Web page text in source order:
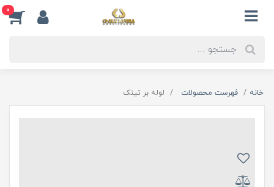
0
خانه فهرست محصولات لوله بر تینک